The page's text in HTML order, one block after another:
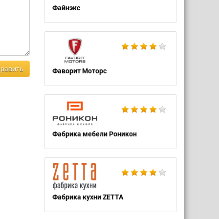
Файнэкс
Фаворит Моторс
Фабрика мебели Роникон
Фабрика кухни ZETTA